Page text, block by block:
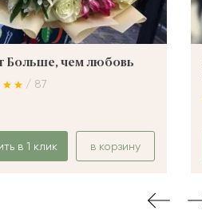
Больше, чем любовь
/ 87
в 1 клик в корзину